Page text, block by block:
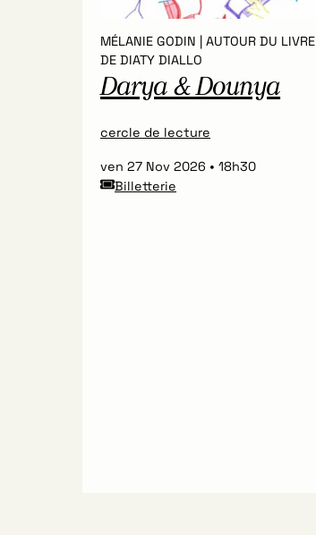
MÉLANIE GODIN | AUTOUR DU LIVRE
DE DIATY DIALLO
Darya & Dounya
cercle de lecture
ven 27 Nov 2026
18h30
Billetterie